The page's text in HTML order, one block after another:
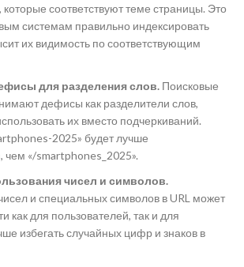
соответствуют теме страницы. Это
системам правильно индексировать
их видимость по соответствующим
для разделения слов. Поисковые
дефисы как разделители слов,
их вместо подчеркиваний.
2025» будет лучше
чем «/smartphones_2025».
чисел и символов.
и специальных символов в URL может
как для пользователей, так и для
избегать случайных цифр и знаков в